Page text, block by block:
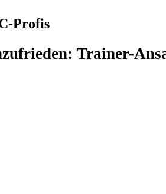
Profis
Trainer-